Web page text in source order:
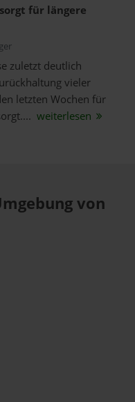
für längere
zuletzt deutlich
vieler
letzten Wochen für
weiterlesen
von